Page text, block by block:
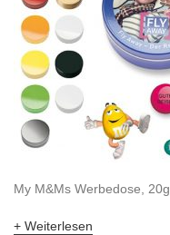
My M&Ms Werbedose, 20g
Weiterlesen